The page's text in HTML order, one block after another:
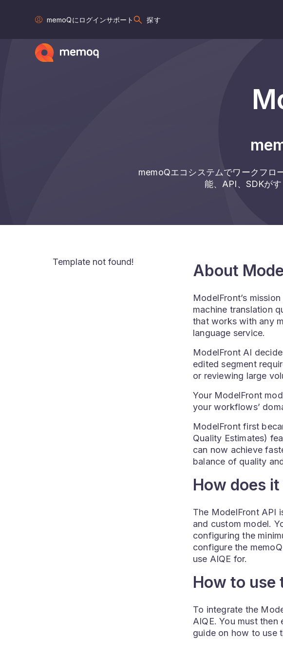
memoQにログインサポート 探す
memoQエコシステムでワークフロ
能、API、SDKが
Template not found! About
ModelFront’s
machine translation
that works with any
language service.
ModelFront AI
edited segment
or reviewing large
Your ModelFront
your workflows’
ModelFront first
Quality Estimates)
can now achieve
balance of quality
How does
The ModelFront API
and custom model.
configuring the
configure the
use AIQE for.
How to use
To integrate the
AIQE. You must
guide on how to use